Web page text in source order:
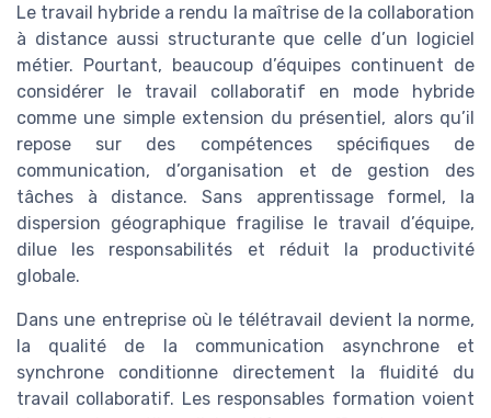
Le travail hybride a rendu la maîtrise de la collaboration
à distance aussi structurante que celle d’un logiciel
métier. Pourtant, beaucoup d’équipes continuent de
considérer le travail collaboratif en mode hybride
comme une simple extension du présentiel, alors qu’il
repose sur des compétences spécifiques de
communication, d’organisation et de gestion des
tâches à distance. Sans apprentissage formel, la
dispersion géographique fragilise le travail d’équipe,
dilue les responsabilités et réduit la productivité
globale.
Dans une entreprise où le télétravail devient la norme,
la qualité de la communication asynchrone et
synchrone conditionne directement la fluidité du
travail collaboratif. Les responsables formation voient